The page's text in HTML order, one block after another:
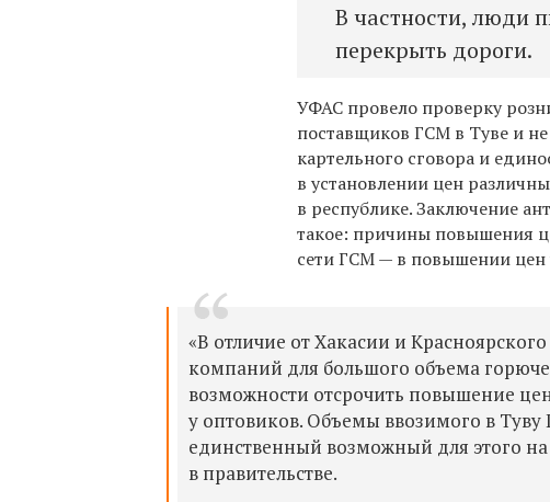
В частности, люди
перекрыть дороги.
УФАС провело проверку
поставщиков ГСМ в Туве и
картельного сговора и
в установлении цен
в республике. Заключение
такое: причины повышения
сети ГСМ — в повышении цен
«В отличие от Хакасии и
компаний для большого объема
возможности отсрочить повышение
у оптовиков. Объемы ввозимого в
единственный возможный для этого
в правительстве.